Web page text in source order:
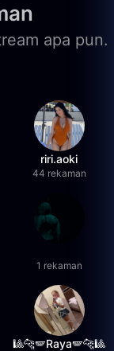
apa pun.
riri.aoki
44 rekaman
1 rekaman
🎱🐆🪽Raya🪽🐆🎱